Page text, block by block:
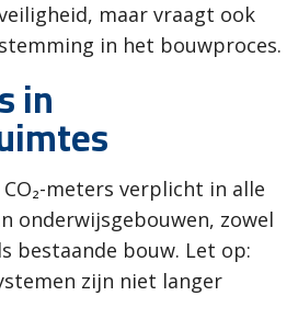
maar vraagt ook
in het bouwproces.
in
meters verplicht in alle
onderwijsgebouwen, zowel
bestaande bouw. Let op:
zijn niet langer